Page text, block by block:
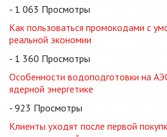
- 1 063 Просмотры
Как пользоваться промокодами с
реальной экономии
- 1 360 Просмотры
Особенности водоподготовки на
ядерной энергетике
- 923 Просмотры
Клиенты уходят после первой